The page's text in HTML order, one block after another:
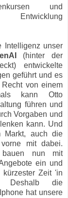
und
Entwicklung
Intelligenz unser
(hinter der
entwickelte
geführt und es
von einem
kann Otto
führen und
Vorgaben und
kann. Und
Markt, auch die
mit dabei.
nun mit
ein und
Zeit 'in
Deshalb die
hat unsere